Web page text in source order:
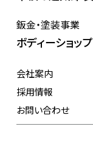
鈑金・塗装事業
ボディーショッ
会社案内
採用情報
お問い合わせ